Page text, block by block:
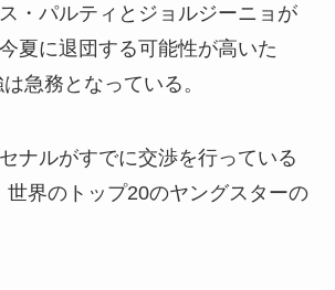
・パルティとジョルジーニョが
夏に退団する可能性が高いた
急務となっている。
ナルがすでに交渉を行っている
世界のトップ20のヤングスターの